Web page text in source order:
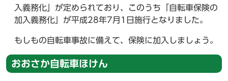
入義務化」が定められており、このうち「自転車保険の
加入義務化」が平成28年7月1日施行となりました。
もしもの自転車事故に備えて、保険に加入しましょう。
おおさか自転車ほけん